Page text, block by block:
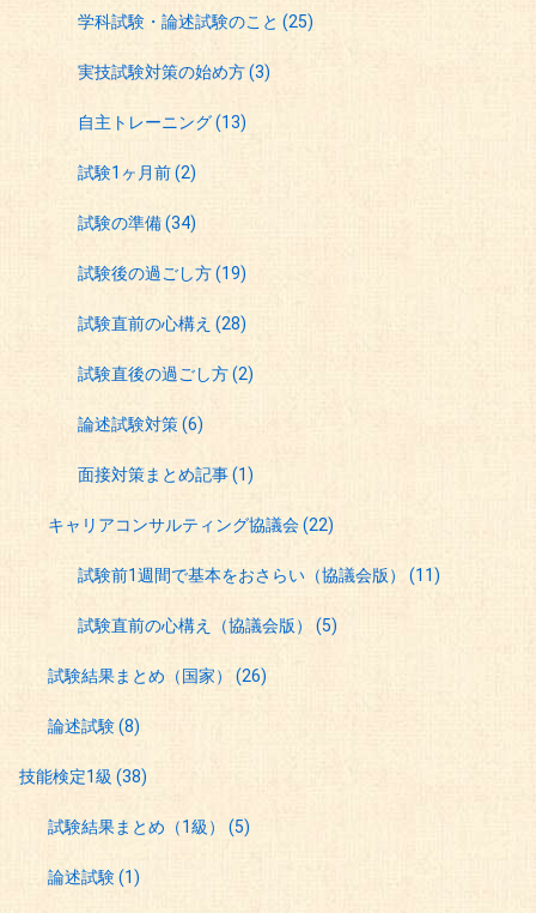
学科試験・論述試験のこと (25)
実技試験対策の始め方(3)
自主トレーニング(13)
試験1ヶ月前(2)
試験の準備(34)
試験後の過ごし方(19)
試験直前の心構え (28)
試験直後の過ごし方(2)
論述試験対策(6)
面接対策まとめ記事(1)
キャリアコンサルティング協議会(22)
試験前1週間で基本をおさらい（協議会版） (11)
試験直前の心構え（協議会版） (5)
試験結果まとめ（国家）(26)
論述試験(8)
技能検定1級 (38)
試験結果まとめ（1級）(5)
論述試験(1)